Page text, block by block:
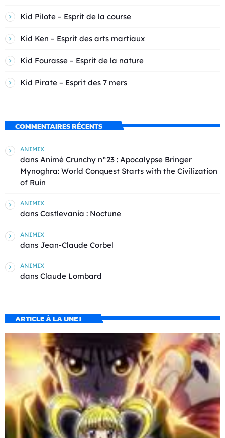
Kid Pilote – Esprit de la course
Kid Ken – Esprit des arts martiaux
Kid Fourasse – Esprit de la nature
Kid Pirate – Esprit des 7 mers
COMMENTAIRES RÉCENTS
ANIMIX
dans Animé Crunchy n°23 : Apocalypse Bringer
Mynoghra: World Conquest Starts with the Civilization
of Ruin
ANIMIX
dans Castlevania : Noctune
ANIMIX
dans Jean-Claude Corbel
ANIMIX
dans Claude Lombard
ARTICLE À LA UNE !